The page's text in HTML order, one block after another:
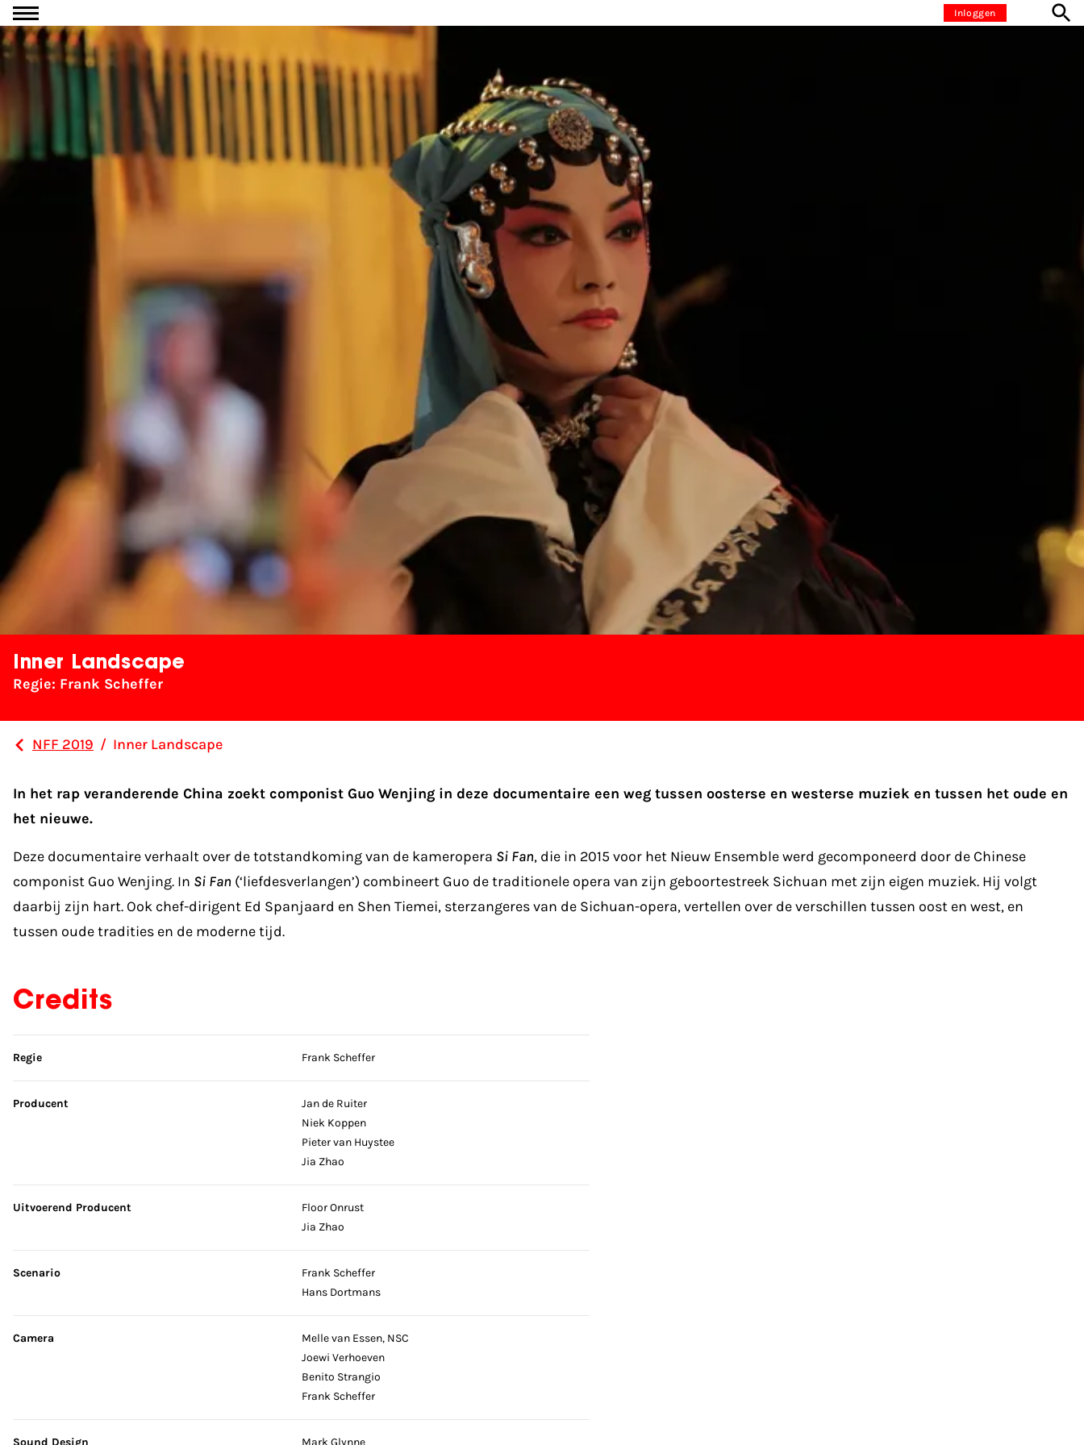
Ga naar inhoud Inloggen
Inner Landscape
Regie: Frank Scheffer
NFF 2019 / Inner Landscape
In het rap veranderende China zoekt componist Guo Wenjing in deze documentaire een weg tussen oosterse en westerse muziek en tussen het oude en
het nieuwe.
Deze documentaire verhaalt over de totstandkoming van de kameropera Si Fan, die in 2015 voor het Nieuw Ensemble werd gecomponeerd door de Chinese
componist Guo Wenjing. In Si Fan (‘liefdesverlangen’) combineert Guo de traditionele opera van zijn geboortestreek Sichuan met zijn eigen muziek. Hij volgt
daarbij zijn hart. Ook chef-dirigent Ed Spanjaard en Shen Tiemei, sterzangeres van de Sichuan-opera, vertellen over de verschillen tussen oost en west, en
tussen oude tradities en de moderne tijd.
Credits
Sla credits over
Regie Frank Scheffer
Producent
Jan de Ruiter
Niek Koppen
Pieter van Huystee
Jia Zhao
Uitvoerend Producent
Floor Onrust
Jia Zhao
Scenario
Frank Scheffer
Hans Dortmans
Camera
Melle van Essen, NSC
Joewi Verhoeven
Benito Strangio
Frank Scheffer
Sound Design Mark Glynne